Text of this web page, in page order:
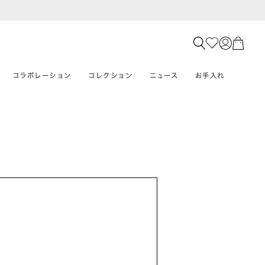
コラボレーション コレクション ニュース お手入れ